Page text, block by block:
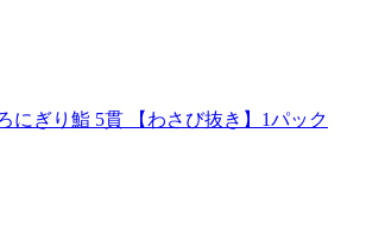
にぎり鮨 5貫 【わさび抜き】1パック